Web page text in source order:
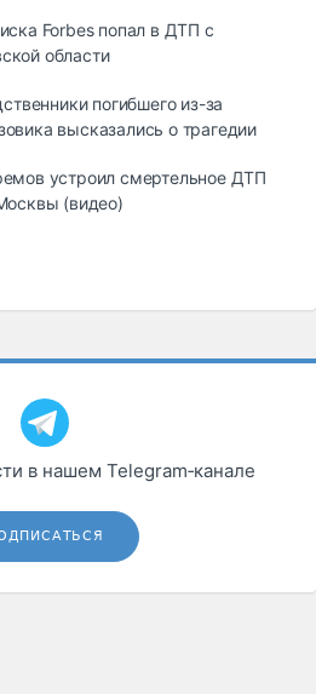
масла и
Дзен
Forbes попал в ДТП с
области
погибшего из-за
высказались о трагедии
устроил смертельное ДТП
(видео)
в нашем Telegram‑канале